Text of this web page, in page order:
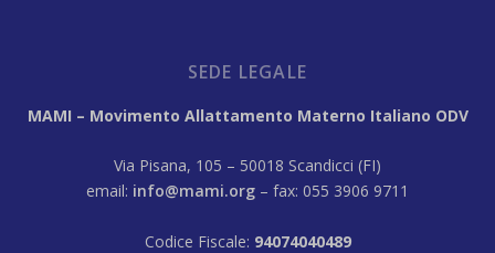
SEDE LEGALE
MAMI – Movimento Allattamento Materno Italiano ODV
Via Pisana, 105 – 50018 Scandicci (FI)
email: info@mami.org – fax: 055 3906 9711
Codice Fiscale: 94074040489